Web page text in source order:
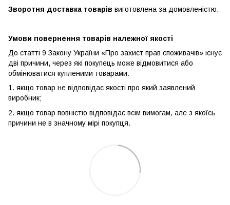
Зворотня доставка товарів виготовлена ​​за домовленістю.
Умови повернення товарів належної якості
До статті 9 Закону України «Про захист прав споживачів» існує
дві причини, через які покупець може відмовитися або
обмінюватися купленими товарами:
1. якщо товар не відповідає якості про який заявлений
виробник;
2. якщо товар повністю відповідає всім вимогам, але з якоїсь
причини не в значному мірі покупця.